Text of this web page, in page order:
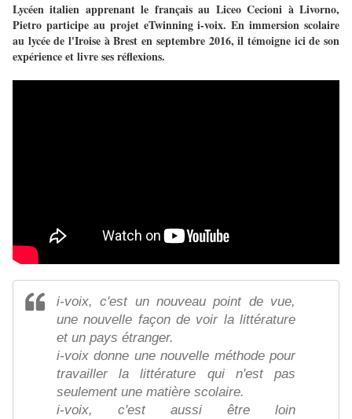
Lycéen italien apprenant le français au Liceo Cecioni à Livorno,
Pietro participe au projet eTwinning i-voix. En immersion scolaire
au lycée de l'Iroise à Brest en septembre 2016, il témoigne ici de son
expérience et livre ses réflexions.
i-voix, c'est un nouveau point de vue,
une nouvelle façon de voir la littérature
et un pays étranger.
i-voix donne une nouvelle méthode pour
travailler la littérature qui n'est pas
seulement une matière scolaire.
i-voix, c'est aussi être loin